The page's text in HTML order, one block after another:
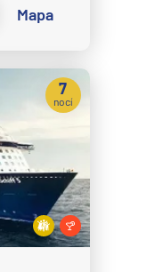
Mapa
7
nocí